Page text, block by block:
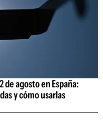
de agosto en España:
y cómo usarlas